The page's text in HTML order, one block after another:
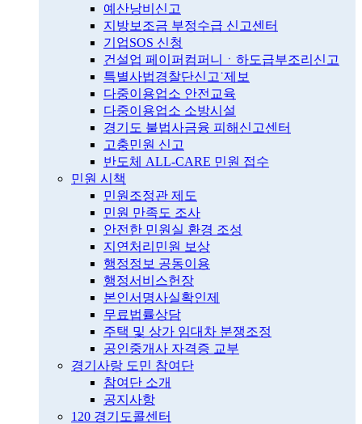
예산낭비신고
지방보조금 부정수급 신고센터
기업SOS 신청
건설업 페이퍼컴퍼니ㆍ하도급부조리신고
특별사법경찰단신고˙제보
다중이용업소 안전교육
다중이용업소 소방시설
경기도 불법사금융 피해신고센터
고충민원 신고
반도체 ALL-CARE 민원 접수
민원 시책
민원조정관 제도
민원 만족도 조사
안전한 민원실 환경 조성
지연처리민원 보상
행정정보 공동이용
행정서비스헌장
본인서명사실확인제
무료법률상담
주택 및 상가 임대차 분쟁조정
공인중개사 자격증 교부
경기사랑 도민 참여단
참여단 소개
공지사항
120 경기도콜센터